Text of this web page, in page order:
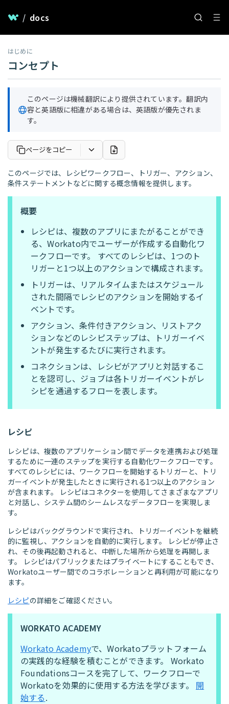
/ docs
はじめに
コンセプト
このページは機械翻訳により提供されています。翻訳内
容と英語版に相違がある場合は、英語版が優先されま
す。
ページをコピー
このページでは、レシピワークフロー、トリガー、アクション、
条件ステートメントなどに関する概念情報を提供します。
概要
レシピは、複数のアプリにまたがることができ
る、Workato内でユーザーが作成する自動化ワ
ークフローです。 すべてのレシピは、1つのト
リガーと1つ以上のアクションで構成されます。
トリガーは、リアルタイムまたはスケジュール
された間隔でレシピのアクションを開始するイ
ベントです。
アクション、条件付きアクション、リストアク
ションなどのレシピステップは、トリガーイベ
ントが発生するたびに実行されます。
コネクションは、レシピがアプリと対話するこ
とを認可し、ジョブは各トリガーイベントがレ
シピを通過するフローを表します。
レシピ
レシピは、複数のアプリケーション間でデータを連携および処理
するために一連のステップを実行する自動化ワークフローです。
すべてのレシピには、ワークフローを開始するトリガーと、トリ
ガーイベントが発生したときに実行される1つ以上のアクション
が含まれます。 レシピはコネクターを使用してさまざまなアプリ
と対話し、システム間のシームレスなデータフローを実現しま
す。
レシピはバックグラウンドで実行され、トリガーイベントを継続
的に監視し、アクションを自動的に実行します。 レシピが停止さ
れ、その後再起動されると、中断した場所から処理を再開しま
す。 レシピはパブリックまたはプライベートにすることもでき、
Workatoユーザー間でのコラボレーションと再利用が可能になり
ます。
レシピの詳細をご確認ください。
WORKATO ACADEMY
Workato Academyで、Workatoプラットフォーム
の実践的な経験を積むことができます。 Workato
Foundationsコースを完了して、ワークフローで
Workatoを効果的に使用する方法を学びます。 開
始する.